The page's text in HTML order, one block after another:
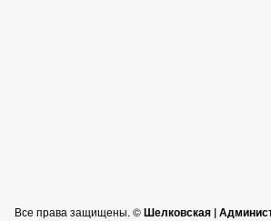
Все права защищены. ©Шелковская |